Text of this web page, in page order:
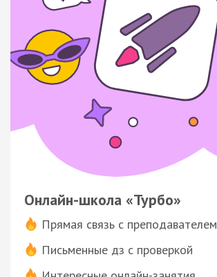
Онлайн-школа «Турбо»
Прямая связь с преподавателем
Письменные дз с проверкой